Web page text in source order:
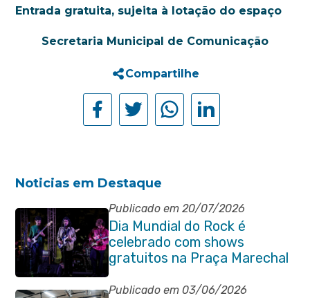
Entrada gratuita, sujeita à lotação do espaço
Secretaria Municipal de Comunicação
Compartilhe
Noticias em Destaque
Publicado em 20/07/2026
Dia Mundial do Rock é
celebrado com shows
gratuitos na Praça Marechal
Floriano Peixoto
Publicado em 03/06/2026